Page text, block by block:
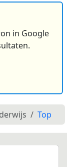
in Google
Top